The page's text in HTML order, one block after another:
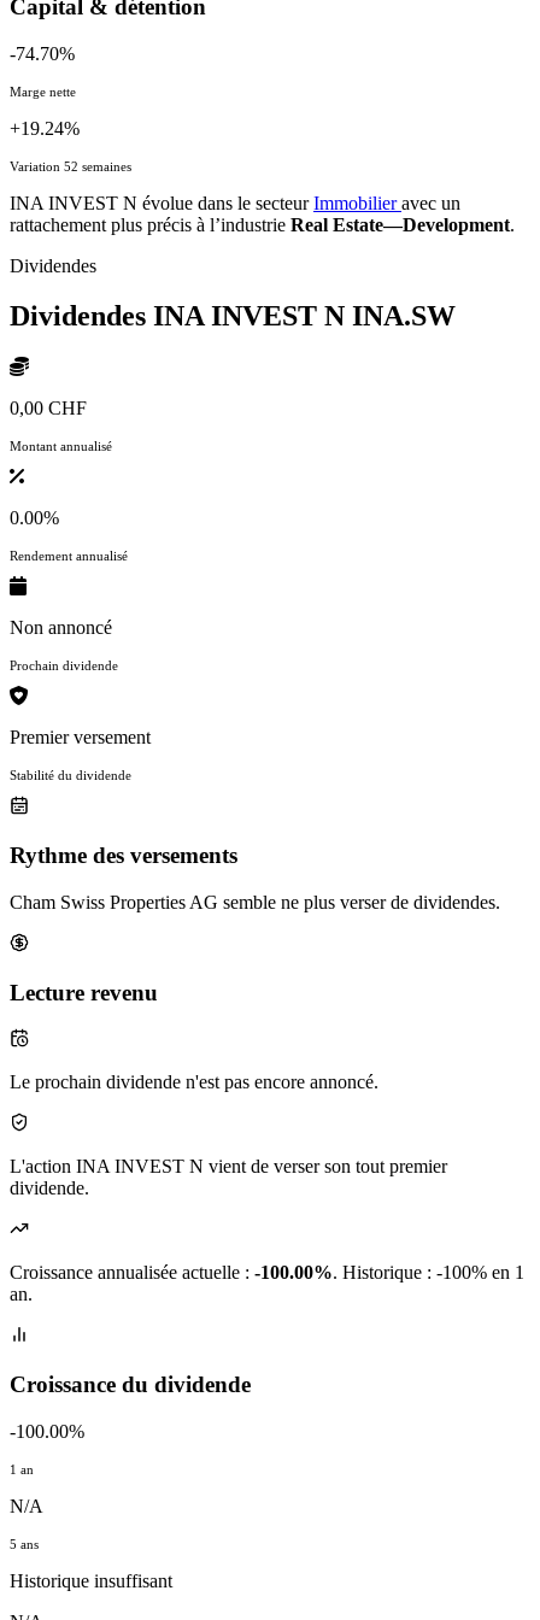
Capital & détention
-74.70%
Marge nette
+19.24%
Variation 52 semaines
INA INVEST N évolue dans le secteurImmobilieravec un
rattachement plus précis à l’industrie Real Estate—Development.
Dividendes
Dividendes INA INVEST N INA.SW
0,00 CHF
Montant annualisé
0.00%
Rendement annualisé
Non annoncé
Prochain dividende
Premier versement
Stabilité du dividende
Rythme des versements
Cham Swiss Properties AG semble ne plus verser de dividendes.
Lecture revenu
Le prochain dividende n'est pas encore annoncé.
L'action INA INVEST N vient de verser son tout premier
dividende.
Croissance annualisée actuelle : -100.00%. Historique : -100% en 1
an.
Croissance du dividende
-100.00%
1 an
N/A
5 ans
Historique insuffisant